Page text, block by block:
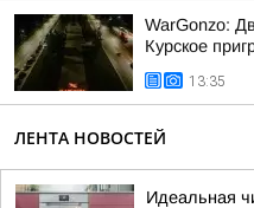
WarGonzo:
Курское
13:35
ЛЕНТА НОВОСТЕЙ
Идеальная